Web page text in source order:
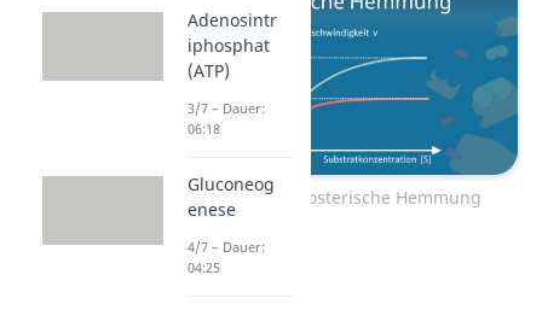
Zum Video: Allosterische Hemmung
Adenosintr
iphosphat
(ATP)
3/7 – Dauer:
06:18
Gluconeog
enese
4/7 – Dauer:
04:25